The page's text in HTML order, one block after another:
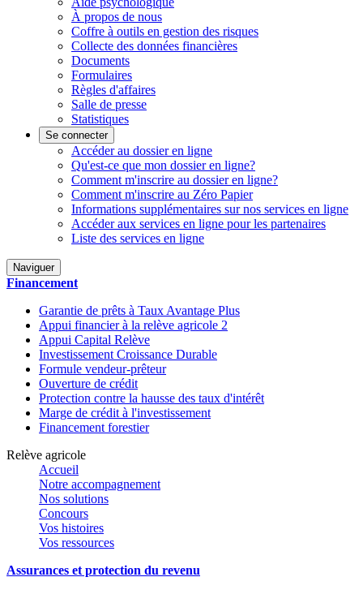
À propos de nous
Coffre à outils en gestion des risques
Collecte des données financières
Documents
Formulaires
Règles d'affaires
Salle de presse
Statistiques
Se connecter
Accéder au dossier en ligne
Qu'est-ce que mon dossier en ligne?
Comment m'inscrire au dossier en ligne?
Comment m'inscrire au Zéro Papier
Informations supplémentaires sur nos services en ligne
Accéder aux services en ligne pour les partenaires
Liste des services en ligne
Naviguer
Financement
Garantie de prêts à Taux Avantage Plus
Appui financier à la relève agricole 2
Appui Capital Relève
Investissement Croissance Durable
Formule vendeur-prêteur
Ouverture de crédit
Protection contre la hausse des taux d'intérêt
Marge de crédit à l'investissement
Financement forestier
Relève agricole
Accueil
Notre accompagnement
Nos solutions
Concours
Vos histoires
Vos ressources
Assurances et protection du revenu